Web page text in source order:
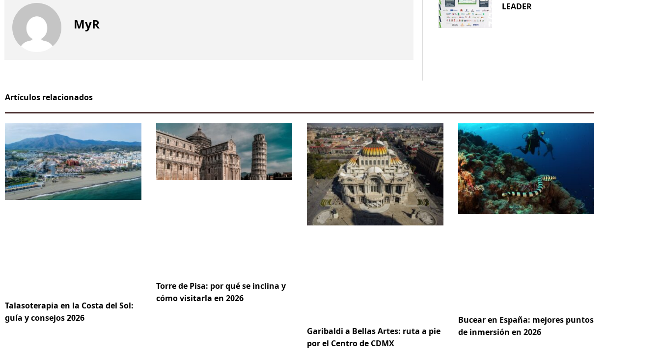
MyR
LEADER
Artículos relacionados
Talasoterapia en la Costa del Sol:
guía y consejos 2026
Torre de Pisa: por qué se inclina y
cómo visitarla en 2026
Garibaldi a Bellas Artes: ruta a pie
por el Centro de CDMX
Bucear en España: mejores puntos
de inmersión en 2026